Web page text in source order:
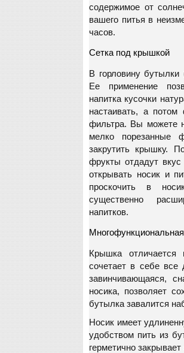
содержимое от
вашего питья в
часов.
Сетка под крышкой
В горловину бутылки
Ее применение
напитка кусочки
настаивать, а потом
фильтра. Вы можете
мелко порезанные
закрутить крышку.
фрукты отдадут
открывать носик и
проскочить в
существенно
напитков.
Крышка
сочетает в себе все
завинчивающаяся,
носика, позволяет
бутылка завалится
Носик имеет
удобством пить из
герметично